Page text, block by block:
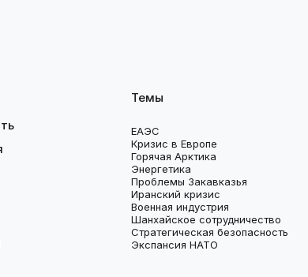
Темы
ЕАЭС
Кризис в Европе
Горячая Арктика
Энергетика
Проблемы Закавказья
Иранский кризис
Военная индустрия
Шанхайское сотрудничество
Стратегическая безопасность
Экспансия НАТО